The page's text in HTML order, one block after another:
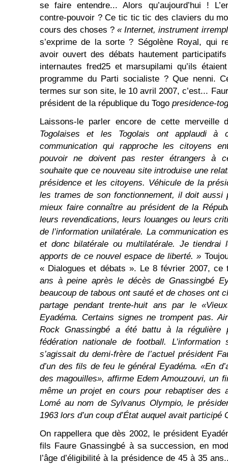
se faire entendre... Alors qu’aujourd’hui !
contre-pouvoir ? Ce tic tic tic des claviers du
cours des choses ?« Internet, instrument
s’exprime de la sorte ? Ségolène Royal, qui
avoir ouvert des débats hautement
internautes fred25 et marsupilami qu’ils
programme du Parti socialiste ? Que nenni.
termes sur son site, le 10 avril 2007, c’est...
président de la république du Togo presidence-
Laissons-le parler encore de cette
Togolaises et les Togolais ont applaudi à
communication qui rapproche les citoyens
pouvoir ne doivent pas rester étrangers à
souhaite que ce nouveau site introduise une
présidence et les citoyens. Véhicule de la
les trames de son fonctionnement, il doit aussi
mieux faire connaître au président de la
leurs revendications, leurs louanges ou leurs
de l’information unilatérale. La communication
et donc bilatérale ou multilatérale. Je tiendrai
apports de ce nouvel espace de liberté. »
« Dialogues et débats ». Le 8 février 2007,
ans à peine après le décès de Gnassingbé
beaucoup de tabous ont sauté et de choses ont
partage pendant trente-huit ans par le
Eyadéma. Certains signes ne trompent pas.
Rock Gnassingbé a été battu à la régulière
fédération nationale de football. L’information
s’agissait du demi-frère de l’actuel président
d’un des fils de feu le général Eyadéma. «En
des magouilles», affirme Edem Amouzouvi, un
même un projet en cours pour rebaptiser des
Lomé au nom de Sylvanus Olympio, le
1963 lors d’un coup d’État auquel avait participé
On rappellera que dès 2002, le président
fils Faure Gnassingbé à sa succession, en
l’âge d’éligibilité à la présidence de 45 à 35